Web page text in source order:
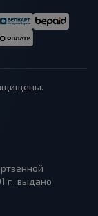
г., выдано